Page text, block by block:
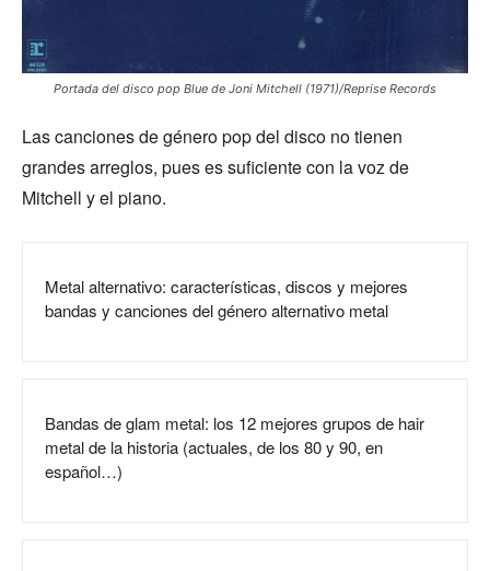
Portada del disco pop Blue de Joni Mitchell (1971)/Reprise Records
Las canciones de género pop del disco no tienen
grandes arreglos, pues es suficiente con la voz de
Mitchell y el piano.
Metal alternativo: características, discos y mejores
bandas y canciones del género alternativo metal
Bandas de glam metal: los 12 mejores grupos de hair
metal de la historia (actuales, de los 80 y 90, en
español…)